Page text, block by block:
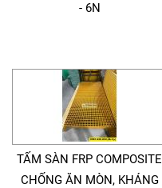
- 6N
TẤM SÀN FRP COMPOSITE
CHỐNG ĂN MÒN, KHÁNG